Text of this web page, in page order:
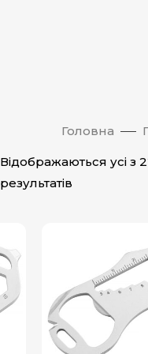
Головна
Відображаються усі з
результатів